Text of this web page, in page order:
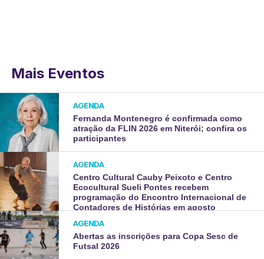
Mais Eventos
AGENDA
Fernanda Montenegro é confirmada como
atração da FLIN 2026 em Niterói; confira os
participantes
AGENDA
Centro Cultural Cauby Peixoto e Centro
Ecocultural Sueli Pontes recebem
programação do Encontro Internacional de
Contadores de Histórias em agosto
AGENDA
Abertas as inscrições para Copa Sesc de
Futsal 2026